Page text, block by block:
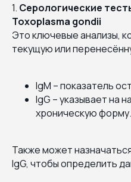
1. Серологические
Toxoplasma gondii
Это ключевые анализы,
текущую или
IgM – показатель
IgG – указывает на
хроническую форму.
Также может
IgG, чтобы определить